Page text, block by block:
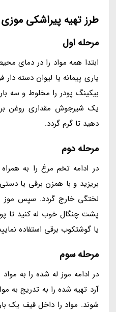
طرز تهیه پیراشکی
مرحله اول
ابتدا همه مواد را در دمای
یاری پیمانه یا لیوان دسته
بیکینگ پودر را مخلوط و سه
یک شیرجوش مقداری روغن
دهید تا گرم گردد.
مرحله دوم
در ادامه تخم مرغ را به
بریزید و با همزن برقی یا
لختگی خارج گردد. سپس موز
پشت چنگال خوب له کنید تا
یا گوشتکوب برقی استفاده
مرحله سوم
در ادامه موز له شده را به
آرد تهیه شده را به تدریج به
شوند. مواد را داخل قیف یک